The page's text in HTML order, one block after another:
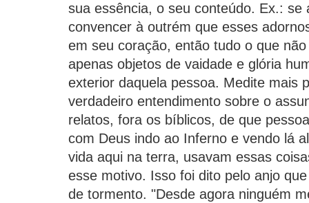
sua essência, o seu conteúdo. Ex.: se
convencer à outrém que esses
em seu coração, então tudo o que
apenas objetos de vaidade e glória
exterior daquela pessoa. Medite mais
verdadeiro entendimento sobre o
relatos, fora os bíblicos, de que
com Deus indo ao Inferno e vendo lá
vida aqui na terra, usavam essas
esse motivo. Isso foi dito pelo anjo
de tormento. "Desde agora ninguém